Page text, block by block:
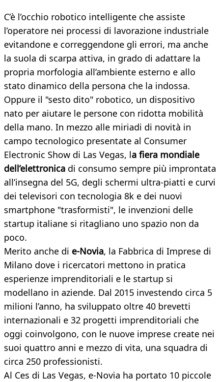
C’è l’occhio robotico intelligente che assiste
l’operatore nei processi di lavorazione industriale
evitandone e correggendone gli errori, ma anche
la suola di scarpa attiva, in grado di adattare la
propria morfologia all’ambiente esterno e allo
stato dinamico della persona che la indossa.
Oppure il "sesto dito" robotico, un dispositivo
nato per aiutare le persone con ridotta mobilità
della mano. In mezzo alle miriadi di novità in
campo tecnologico presentate al Consumer
Electronic Show di Las Vegas, la fiera mondiale
dell’elettronica di consumo sempre più improntata
all’insegna del 5G, degli schermi ultra-piatti e curvi
dei televisori con tecnologia 8k e dei nuovi
smartphone "trasformisti", le invenzioni delle
startup italiane si ritagliano uno spazio non da
poco.
Merito anche di e-Novia, la Fabbrica di Imprese di
Milano dove i ricercatori mettono in pratica
esperienze imprenditoriali e le startup si
modellano in aziende. Dal 2015 investendo circa 5
milioni l’anno, ha sviluppato oltre 40 brevetti
internazionali e 32 progetti imprenditoriali che
oggi coinvolgono, con le nuove imprese create nei
suoi quattro anni e mezzo di vita, una squadra di
circa 250 professionisti.
Al Ces di Las Vegas, e-Novia ha portato 10 piccole